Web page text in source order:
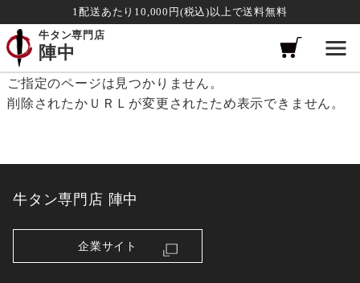
1配送あたり10,000円(税込)以上で送料無料
牛タン専門店
陣中
ご指定のページは見つかりません。
削除されたかＵＲＬが変更されたため表示できません。
牛タン専門店 陣中
企業サイト